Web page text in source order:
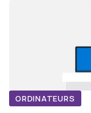
ORDINATEURS